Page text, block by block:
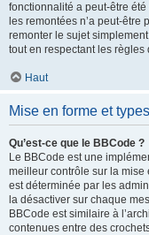
fonctionnalité a peut-être
les remontées n’a peut-
remonter le sujet
tout en respectant les règles
Haut
Mise en forme et
Qu’est-ce que le BBCode ?
Le BBCode est une
meilleur contrôle sur la mise
est déterminée par les
la désactiver sur chaque
BBCode est similaire à
contenues entre des